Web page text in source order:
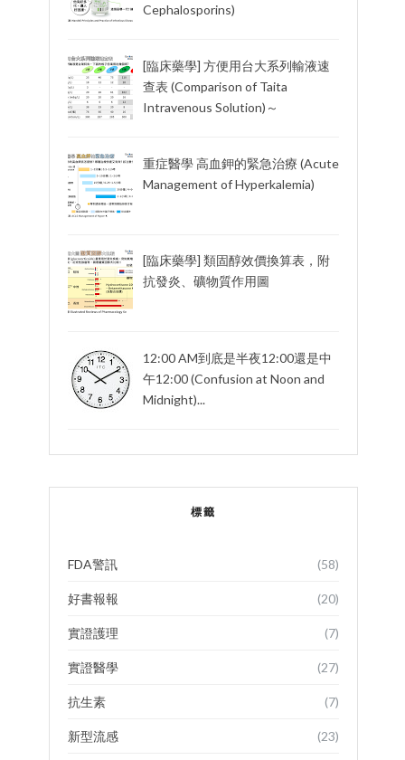
Cephalosporins)
[臨床藥學] 方便用台大系列輸液速
查表 (Comparison of Taita
Intravenous Solution)～
重症醫學 高血鉀的緊急治療 (Acute
Management of Hyperkalemia)
[臨床藥學] 類固醇效價換算表，附
抗發炎、礦物質作用圖
12:00 AM到底是半夜12:00還是中
午12:00 (Confusion at Noon and
Midnight)...
標籤
FDA警訊 (58)
好書報報 (20)
實證護理 (7)
實證醫學 (27)
抗生素 (7)
新型流感 (23)